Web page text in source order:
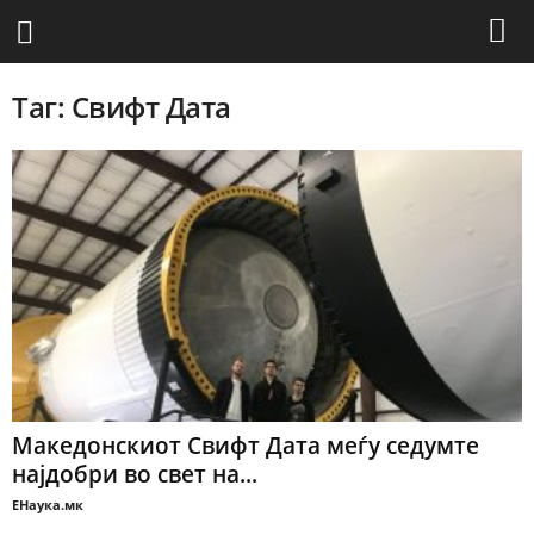
Таг: Свифт Дата
Македонскиот Свифт Дата меѓу седумте
најдобри во свет на...
ЕНаука.мк